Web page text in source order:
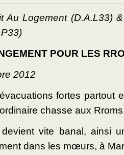
Au Logement (D.A.L33)
POUR LES
2012
fortes partout
chasse aux
vite banal, ainsi
dans les mœurs, à